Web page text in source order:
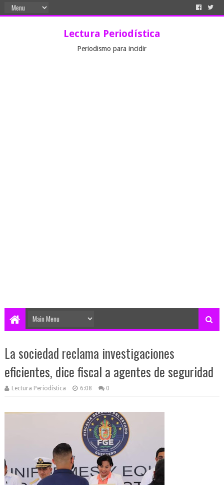
Lectura Periodística
Periodismo para incidir
La sociedad reclama investigaciones
eficientes, dice fiscal a agentes de seguridad
Lectura Periodística 6:08 0